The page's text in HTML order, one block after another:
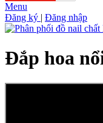
Menu
Đăng ký | Đăng nhập
Đắp hoa